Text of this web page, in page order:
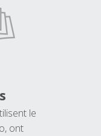
le
ont